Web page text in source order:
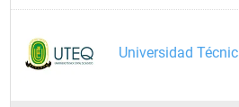
Universidad